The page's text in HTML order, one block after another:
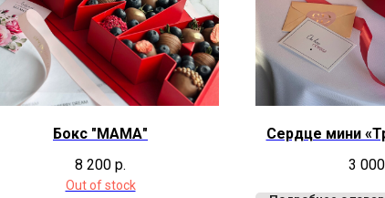
Бокс "МАМА"
8 200 р.
Out of stock
Сердце мини
3 000